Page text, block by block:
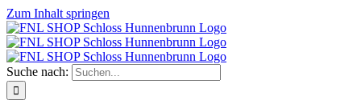
Zum Inhalt springen
Suche nach: